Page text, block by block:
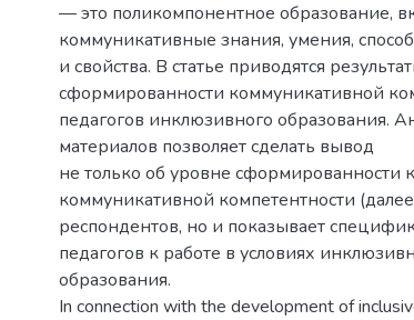
— это поликомпонентное образование,
коммуникативные знания, умения,
и свойства. В статье приводятся
сформированности коммуникативной
педагогов инклюзивного образования.
материалов позволяет сделать вывод
не только об уровне сформированности
коммуникативной компетентности
респондентов, но и показывает
педагогов к работе в условиях
образования.
In connection with the development of